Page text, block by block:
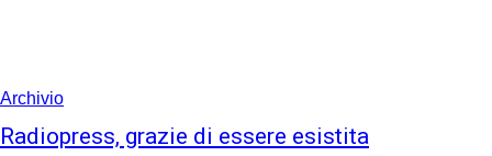
Archivio
Radiopress, grazie di essere esistita